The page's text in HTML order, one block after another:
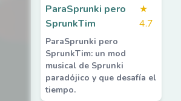
ParaSprunki pero
SprunkTim
★
4.7
ParaSprunki pero
SprunkTim: un mod
musical de Sprunki
paradójico y que desafía el
tiempo.